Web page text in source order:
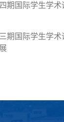
期国际学生学
期国际学生学